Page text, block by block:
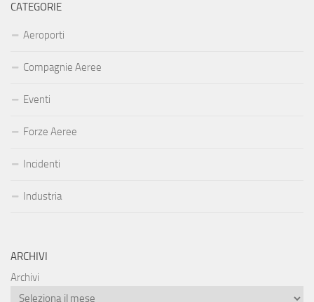
CATEGORIE
Aeroporti
Compagnie Aeree
Eventi
Forze Aeree
Incidenti
Industria
ARCHIVI
Archivi